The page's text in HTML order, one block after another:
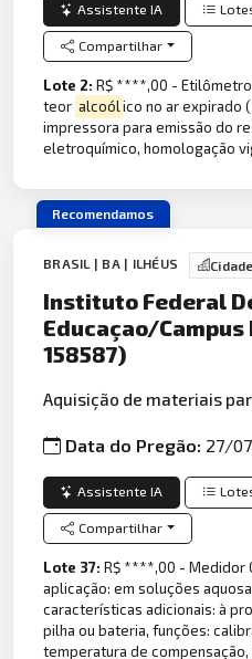
Assistente IA
Compartilhar
Lote 2:R$ ****,00 -
teor alcoólico no ar expirado
impressora para emissão do
eletroquímico, homologação
Recomendamos
BRASIL | BA | ILHÉUS
Instituto Federal
Educaçao/Campus
158587)
Aquisição de materiais
Data do Pregão: 27/
Assistente IA
Compartilhar
Lote 37:R$ ****,00 - Medidor
aplicação: em soluções
características adicionais: à
pilha ou bateria, funções:
temperatura de